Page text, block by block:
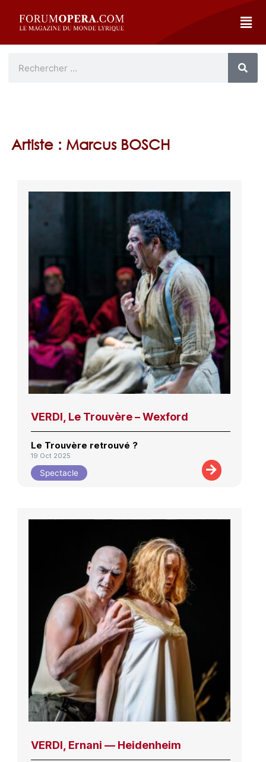
Artiste : Marcus BOSCH
VERDI, Le Trouvère – Wexford
Le Trouvère retrouvé ?
19 Oct 2025
Spectacle
VERDI, Ernani — Heidenheim